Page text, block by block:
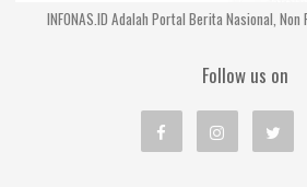
INFONAS.ID Adalah Portal Berita Nasional,
Follow us on